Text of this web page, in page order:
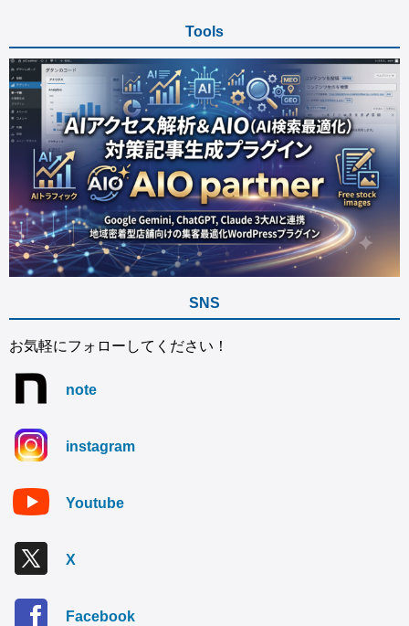
Tools
SNS
お気軽にフォローしてください！
note
instagram
Youtube
X
Facebook